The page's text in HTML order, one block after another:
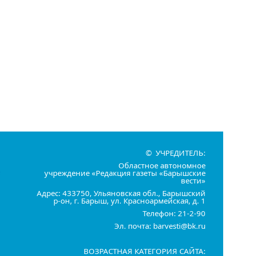
© УЧРЕДИТЕЛЬ:
Областное автономное
учреждение «Редакция газеты «Барышские
вести»
Адрес: 433750, Ульяновская обл., Барышский
р-он, г. Барыш, ул. Красноармейская, д. 1
Телефон: 21-2-90
Эл. почта: barvesti@bk.ru
ВОЗРАСТНАЯ КАТЕГОРИЯ САЙТА: